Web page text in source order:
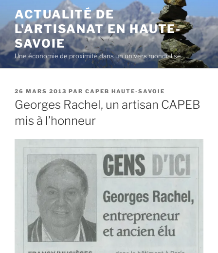
contenu
principal
ACTUALITÉ DE
L'ARTISANAT EN HAUTE-
SAVOIE
Une économie de proximité dans un univers mondialisé.
PUBLIÉ
LE
26 MARS 2013 PAR CAPEB HAUTE-SAVOIE
Georges Rachel, un artisan CAPEB
mis à l’honneur